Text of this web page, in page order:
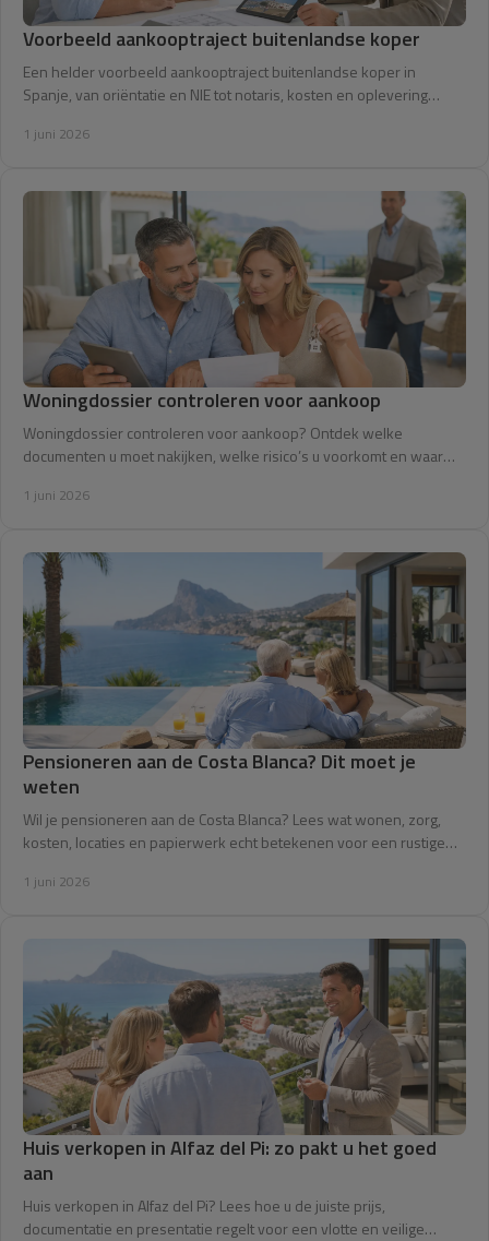
Voorbeeld aankooptraject buitenlandse koper
Een helder voorbeeld aankooptraject buitenlandse koper in
Spanje, van oriëntatie en NIE tot notaris, kosten en oplevering
1 juni 2026
Woningdossier controleren voor aankoop
Woningdossier controleren voor aankoop? Ontdek welke
documenten u moet nakijken, welke risico’s u voorkomt en waar
1 juni 2026
Pensioneren aan de Costa Blanca? Dit moet je
weten
Wil je pensioneren aan de Costa Blanca? Lees wat wonen, zorg,
kosten, locaties en papierwerk echt betekenen voor een rustige
1 juni 2026
Huis verkopen in Alfaz del Pi: zo pakt u het goed
aan
Huis verkopen in Alfaz del Pi? Lees hoe u de juiste prijs,
documentatie en presentatie regelt voor een vlotte en veilige